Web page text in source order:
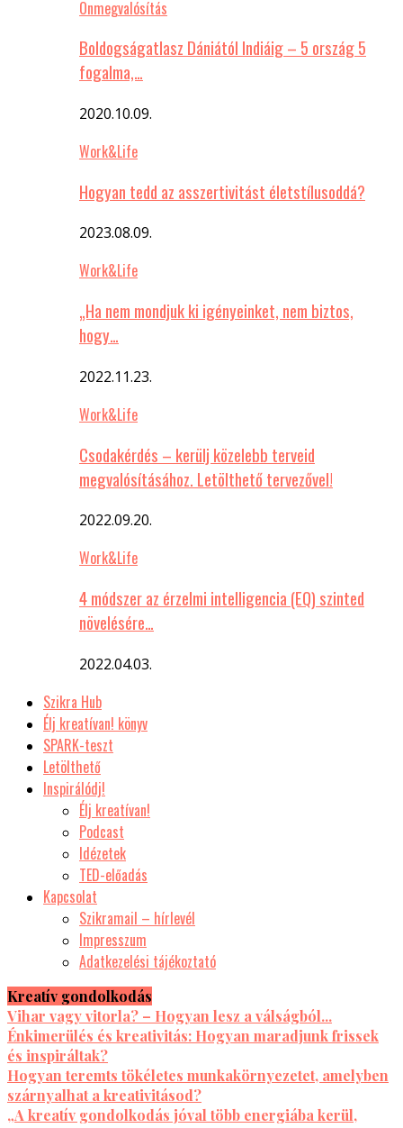
Önmegvalósítás
Boldogságatlasz Dániától Indiáig – 5 ország 5
fogalma,…
2020.10.09.
Work&Life
Hogyan tedd az asszertivitást életstílusoddá?
2023.08.09.
Work&Life
„Ha nem mondjuk ki igényeinket, nem biztos,
hogy…
2022.11.23.
Work&Life
Csodakérdés – kerülj közelebb terveid
megvalósításához. Letölthető tervezővel!
2022.09.20.
Work&Life
4 módszer az érzelmi intelligencia (EQ) szinted
növelésére…
2022.04.03.
Szikra Hub
Élj kreatívan! könyv
SPARK-teszt
Letölthető
Inspirálódj!
Élj kreatívan!
Podcast
Idézetek
TED-előadás
Kapcsolat
Szikramail – hírlevél
Impresszum
Adatkezelési tájékoztató
Kreatív gondolkodás
Vihar vagy vitorla? – Hogyan lesz a válságból...
Énkimerülés és kreativitás: Hogyan maradjunk frissek
és inspiráltak?
Hogyan teremts tökéletes munkakörnyezetet, amelyben
szárnyalhat a kreativitásod?
„A kreatív gondolkodás jóval több energiába kerül,